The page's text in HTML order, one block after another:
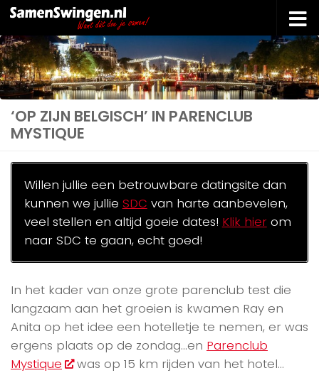
Doorgaan naar inhoud
‘OP ZIJN BELGISCH’ IN PARENCLUB
MYSTIQUE
Willen jullie een betrouwbare datingsite dan
kunnen we jullie SDC van harte aanbevelen,
veel stellen en altijd goeie dates! Klik hierom
naar SDC te gaan, echt goed!
In het kader van onze grote parenclub test die
langzaam aan het groeien is kwamen Ray en
Anita op het idee een hotelletje te nemen, er was
ergens plaats op de zondag…en Parenclub
Mystique
was op 15 km rijden van het hotel…